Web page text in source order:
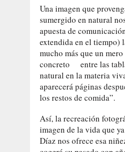
Una imagen que
sumergido en natural
apuesta de
extendida en el tiempo)
mucho más que un
concreto entre las
natural en la materia
aparecerá páginas
los restos de comida”.
Así, la recreación
imagen de la vida que
Díaz nos ofrece esa